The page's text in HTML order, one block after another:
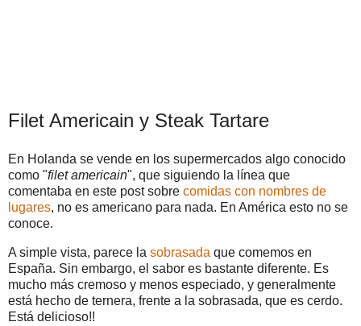
Filet Americain y Steak Tartare
En Holanda se vende en los supermercados algo conocido
como "filet americain", que siguiendo la línea que
comentaba en este post sobre comidas con nombres de
lugares, no es americano para nada. En América esto no se
conoce.
A simple vista, parece la sobrasada que comemos en
España. Sin embargo, el sabor es bastante diferente. Es
mucho más cremoso y menos especiado, y generalmente
está hecho de ternera, frente a la sobrasada, que es cerdo.
Está delicioso!!